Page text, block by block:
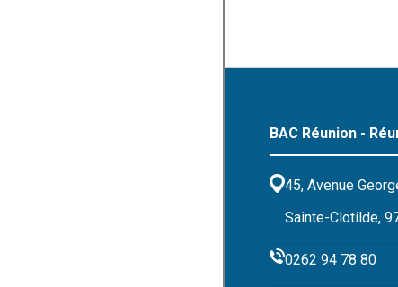
BAC Réunion -
45, Avenue
Sainte-Clotilde,
0262 94 78 80